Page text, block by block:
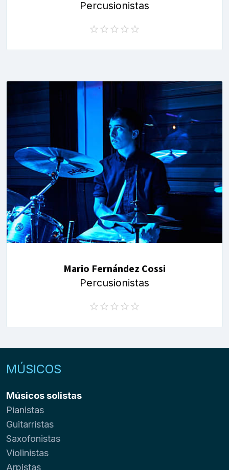
Percusionistas
Mario Fernández Cossi
Percusionistas
MÚSICOS
Músicos solistas
Pianistas
Guitarristas
Saxofonistas
Violinistas
Arpistas